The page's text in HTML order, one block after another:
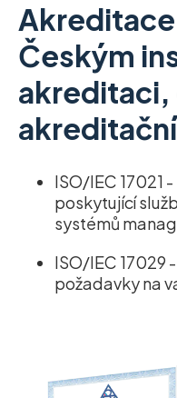
Českým
ISO/IEC 17021
poskytující
systémů
ISO/IEC 17029
požadavky na